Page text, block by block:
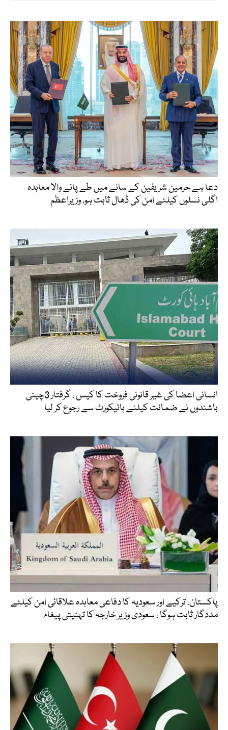
دعا ہے حرمین شریفین کے سائے میں طے پانے والا معاہدہ
اگلی نسلوں کیلئے امن کی ڈھال ثابت ہو، وزیراعظم
انسانی اعضا کی غیر قانونی فروخت کا کیس ، گرفتار 3چینی
باشندوں نے ضمانت کیلئے ہائیکورٹ سے رجوع کر لیا
پاکستان، ترکیے اور سعودیہ کا دفاعی معاہدہ علاقائی امن کیلئے
مددگار ثابت ہوگا ، سعودی وزیر خارجہ کا تہنیتی پیغام